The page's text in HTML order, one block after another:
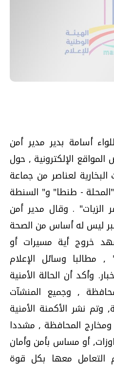
أسامة بدير مدير أمن
الإلكترونية , حول
البخارية لعناصر من جماعة
"المحلة - طنطا" و" السنطة
. وقال مدير أمن
ليس له أساس من الصحة
خروج أية مسيرات أو
, مطالبا وسائل الإعلام
وأكد أن الحالة الأمنية
, وجميع المنشآت
وتم نشر الأكمنة الأمنية
ومخارج المحافظة , مشددا
أو مساس بأمن وأمان
التعامل معها بكل قوة